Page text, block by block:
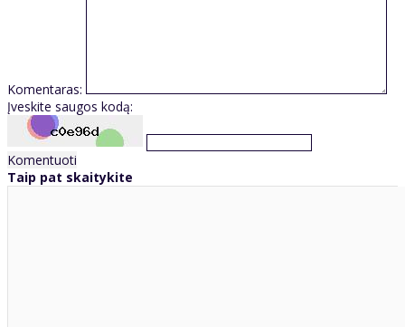
Komentaras:
Įveskite saugos kodą:
Komentuoti
Taip pat skaitykite